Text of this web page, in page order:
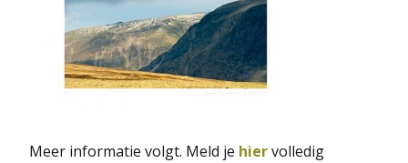
Meer informatie volgt. Meld je hiervolledig